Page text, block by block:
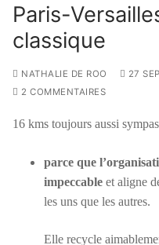
Paris-
classique
NATHALIE DE ROO 27
2 COMMENTAIRES
16 kms toujours aussi
parce que
impeccable et aligne
les uns que les autres.
Elle recycle